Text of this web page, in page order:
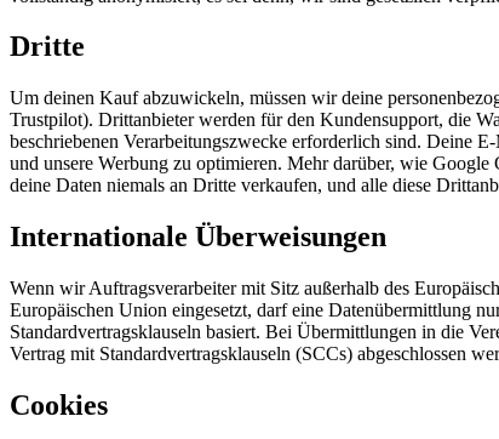
Dritte
Um deinen Kauf abzuwickeln, müssen wir deine
Trustpilot). Drittanbieter werden für den Kundensupport, die
beschriebenen Verarbeitungszwecke erforderlich sind. Deine
und unsere Werbung zu optimieren. Mehr darüber, wie Google
deine Daten niemals an Dritte verkaufen, und alle diese
Internationale Überweisungen
Wenn wir Auftragsverarbeiter mit Sitz außerhalb des
Europäischen Union eingesetzt, darf eine Datenübermittlung
Standardvertragsklauseln basiert. Bei Übermittlungen in die
Vertrag mit Standardvertragsklauseln (SCCs) abgeschlossen
Cookies